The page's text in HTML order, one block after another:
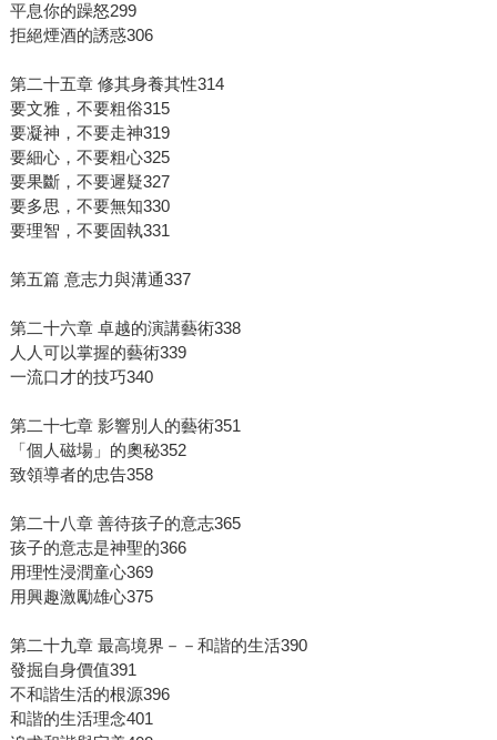
平息你的躁怒299
拒絕煙酒的誘惑306
第二十五章 修其身養其性314
要文雅，不要粗俗315
要凝神，不要走神319
要細心，不要粗心325
要果斷，不要遲疑327
要多思，不要無知330
要理智，不要固執331
第五篇 意志力與溝通337
第二十六章 卓越的演講藝術338
人人可以掌握的藝術339
一流口才的技巧340
第二十七章 影響別人的藝術351
「個人磁場」的奧秘352
致領導者的忠告358
第二十八章 善待孩子的意志365
孩子的意志是神聖的366
用理性浸潤童心369
用興趣激勵雄心375
第二十九章 最高境界－－和諧的生活390
發掘自身價值391
不和諧生活的根源396
和諧的生活理念401